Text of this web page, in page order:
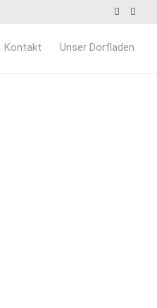
Kontakt Unser Dorfladen